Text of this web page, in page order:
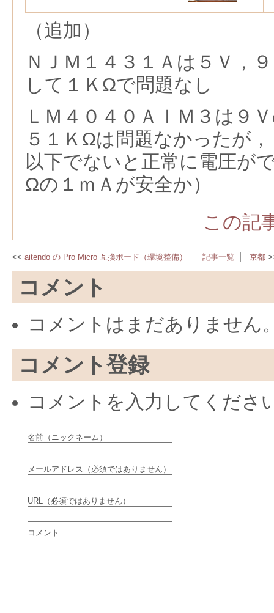
（追加）
ＮＪＭ１４３１Ａは５Ｖ，
して１ＫΩで問題なし
ＬＭ４０４０ＡＩＭ３は９
５１ＫΩは問題なかったが
以下でないと正常に電圧が
Ωの１ｍＡが安全か）
この記
aitendo の Pro Micro 互換ボード（環境整備） 記事一覧 京都
コメント
コメントはまだありません
コメント登録
コメントを入力してくださ
名前（ニックネーム）
メールアドレス（必須ではありません）
URL（必須ではありません）
コメント